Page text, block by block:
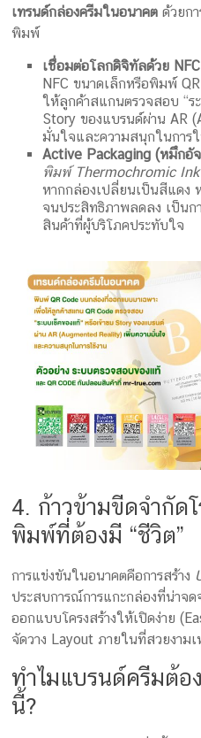
เทรนด์กล่องครีมในอนาคต ด้วยก
พิมพ์
เชื่อมต่อโลกดิจิทัลด้วย
NFC ขนาดเล็กหรือพิมพ์
ให้ลูกค้าสแกนตรวจสอบ “ร
Story ของแบรนด์ผ่าน AR
มั่นใจและความสนุกในการ
Active Packaging (หมึกอั
พิมพ์ Thermochromic Ink
หากกล่องเปลี่ยนเป็นสีแดง
จนประสิทธิภาพลดลง เป็น
สินค้าที่ผู้บริโภคประทับใจ
4. ก้าวข้ามขีดจำกัด
พิมพ์ที่ต้องมี “ชีวิต”
การแข่งขันในอนาคตคือการสร้าง
ประสบการณ์การแกะกล่องที่น่าจ
ออกแบบโครงสร้างให้เปิดง่าย
จัดวาง Layout ภายในที่สวยงาม
ทำไมแบรนด์ครีมต้อ
นี้?